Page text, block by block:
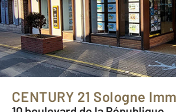
CENTURY 21 Sologne